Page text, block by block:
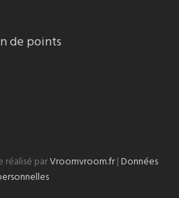
de points
réalisé parVroomvroom.fr|Données